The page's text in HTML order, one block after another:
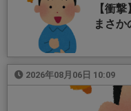
【衝
まさか
2026年08月06日 10:09